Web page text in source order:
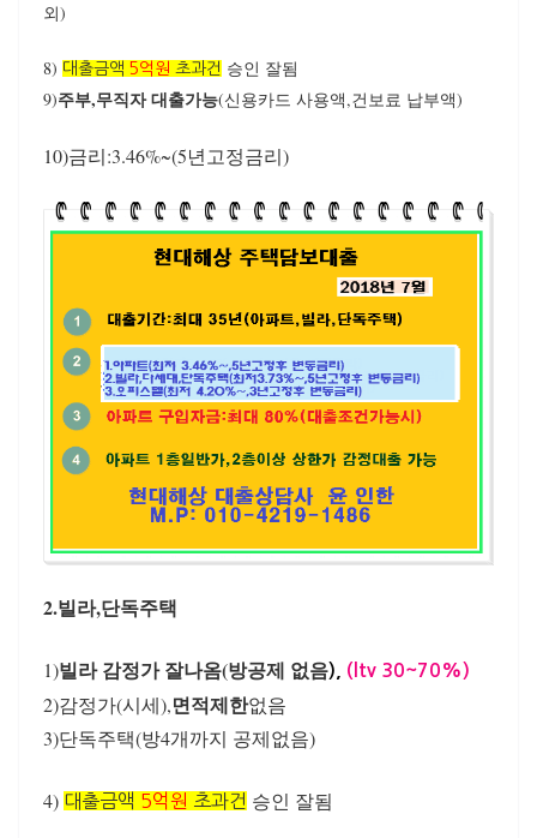
외)
8) 대출금액 5억원 초과건 승인 잘됨
9)주부,무직자 대출가능(신용카드 사용액,건보료 납부액)
10)금리:3.46%~(5년고정금리)
2.빌라,단독주택
1)빌라 감정가 잘나옴(방공제 없음), (ltv 30~70%)
2)감정가(시세),면적제한없음
3)단독주택(방4개까지 공제없음)
4) 대출금액 5억원 초과건 승인 잘됨